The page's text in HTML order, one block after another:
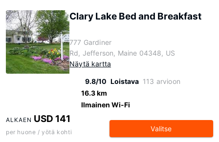
Clary Lake Bed and Breakfast
777 Gardiner
Rd, Jefferson, Maine 04348, US
Näytä kartta
9.8/10 Loistava 113 arvioon
16.3 km
Ilmainen Wi-Fi
ALKAEN USD 141
per huone / yötä kohti Valitse